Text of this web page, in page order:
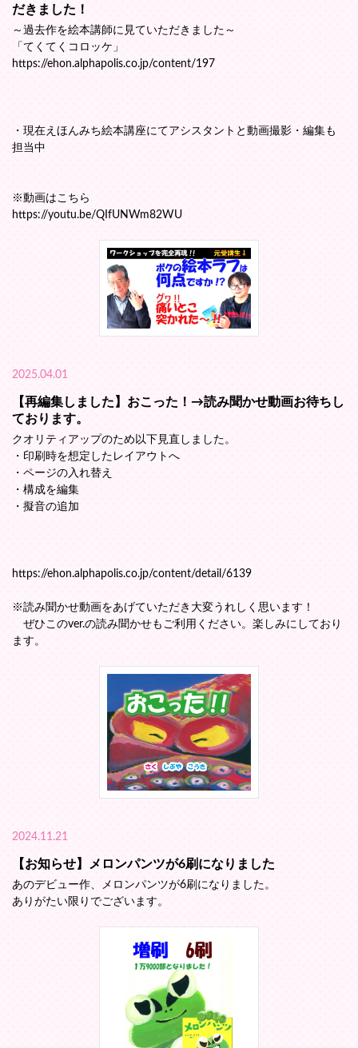
だきました！
～過去作を絵本講師に見ていただきました～
「てくてくコロッケ」
https://ehon.alphapolis.co.jp/content/197
・現在えほんみち絵本講座にてアシスタントと動画撮影・編集も
担当中
※動画はこちら
https://youtu.be/QIfUNWm82WU
2025.04.01
【再編集しました】おこった！→読み聞かせ動画お待ちし
ております。
クオリティアップのため以下見直しました。
・印刷時を想定したレイアウトへ
・ページの入れ替え
・構成を編集
・擬音の追加
https://ehon.alphapolis.co.jp/content/detail/6139
※読み聞かせ動画をあげていただき大変うれしく思います！
ぜひこのver.の読み聞かせもご利用ください。楽しみにしており
ます。
2024.11.21
【お知らせ】メロンパンツが6刷になりました
あのデビュー作、メロンパンツが6刷になりました。
ありがたい限りでございます。